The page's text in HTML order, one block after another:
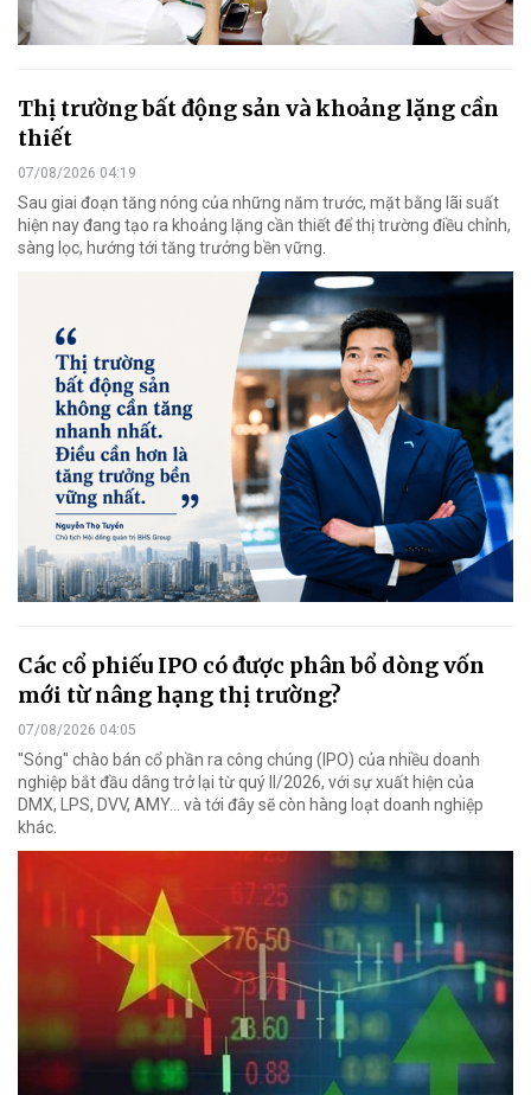
Thị trường bất động sản và khoảng lặng cần
thiết
07/08/2026 04:19
Sau giai đoạn tăng nóng của những năm trước, mặt bằng lãi suất
hiện nay đang tạo ra khoảng lặng cần thiết để thị trường điều chỉnh,
sàng lọc, hướng tới tăng trưởng bền vững.
Các cổ phiếu IPO có được phân bổ dòng vốn
mới từ nâng hạng thị trường?
07/08/2026 04:05
"Sóng" chào bán cổ phần ra công chúng (IPO) của nhiều doanh
nghiệp bắt đầu dâng trở lại từ quý II/2026, với sự xuất hiện của
DMX, LPS, DVV, AMY... và tới đây sẽ còn hàng loạt doanh nghiệp
khác.